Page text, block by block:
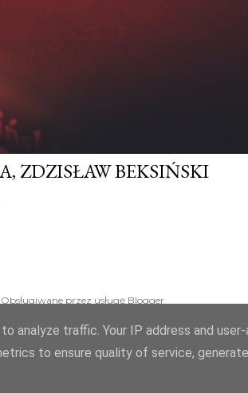
ZDZISŁAW BEKSIŃSKI
Obsługiwane przez usługę Blogger
obrazów motywu:Mae Burke
© PJK
analyze traffic. Your IP address and
to ensure quality of service,